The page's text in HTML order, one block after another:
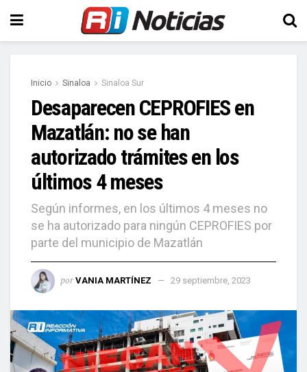
Inicio Sinaloa Sinaloa Sur
Desaparecen CEPROFIES en
Mazatlán: no se han
autorizado trámites en los
últimos 4 meses
Según informes, en los últimos 4 meses no
se ha autorizado para ningún CEPROFIES por
parte del municipio de Mazatlán
por VANIA MARTÍNEZ 29 septiembre, 2023